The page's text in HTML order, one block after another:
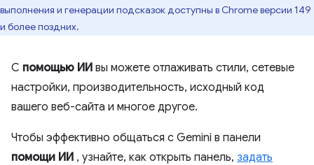
выполнения и генерации подсказок доступны в Chrome версии 149
и более поздних.
С помощью ИИ вы можете отлаживать стили, сетевые
настройки, производительность, исходный код
вашего веб-сайта и многое другое.
Чтобы эффективно общаться с Gemini в панели
помощи ИИ , узнайте, как открыть панель, задать